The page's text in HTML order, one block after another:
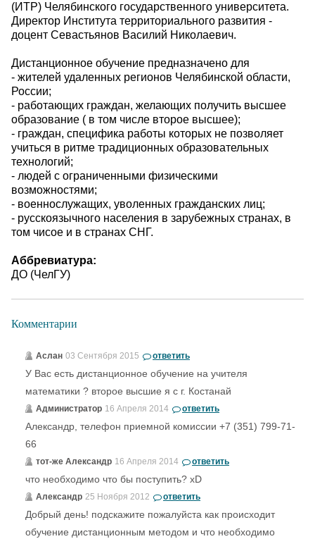
(ИТР) Челябинского государственного университета.
Директор Института территориального развития -
доцент Севастьянов Василий Николаевич.
Дистанционное обучение предназначено для
- жителей удаленных регионов Челябинской области,
России;
- работающих граждан, желающих получить высшее
образование ( в том числе второе высшее);
- граждан, специфика работы которых не позволяет
учиться в ритме традиционных образовательных
технологий;
- людей с ограниченными физическими
возможностями;
- военнослужащих, уволенных гражданских лиц;
- русскоязычного населения в зарубежных странах, в
том чисое и в странах СНГ.
Аббревиатура:
ДО (ЧелГУ)
Комментарии
Аслан 03 Сентября 2015 ответить
У Вас есть дистанционное обучение на учителя
математики ? второе высшие я с г. Костанай
Администратор 16 Апреля 2014 ответить
Александр, телефон приемной комиссии +7 (351) 799-71-
66
тот-же Александр 16 Апреля 2014 ответить
что необходимо что бы поступить? xD
Александр 25 Ноября 2012 ответить
Добрый день! подскажите пожалуйста как происходит
обучение дистанционным методом и что необходимо